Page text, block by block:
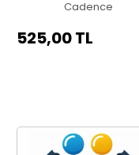
08 SİYAH 250ML +
Cadence
525,00 TL